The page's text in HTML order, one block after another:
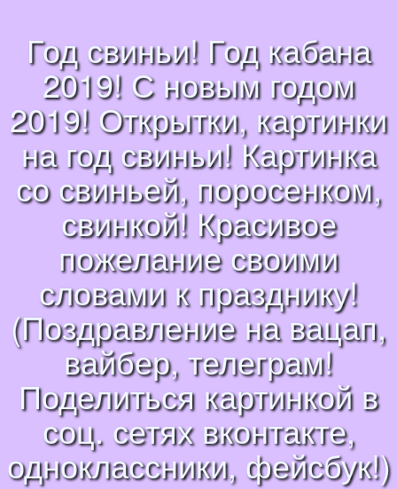
Год свиньи! Год кабана
2019! С новым годом
2019! Открытки, картинки
на год свиньи! Картинка
со свиньей, поросенком,
свинкой! Красивое
пожелание своими
словами к празднику!
(Поздравление на вацап,
вайбер, телеграм!
Поделиться картинкой в
соц. сетях вконтакте,
одноклассники, фейсбук!)